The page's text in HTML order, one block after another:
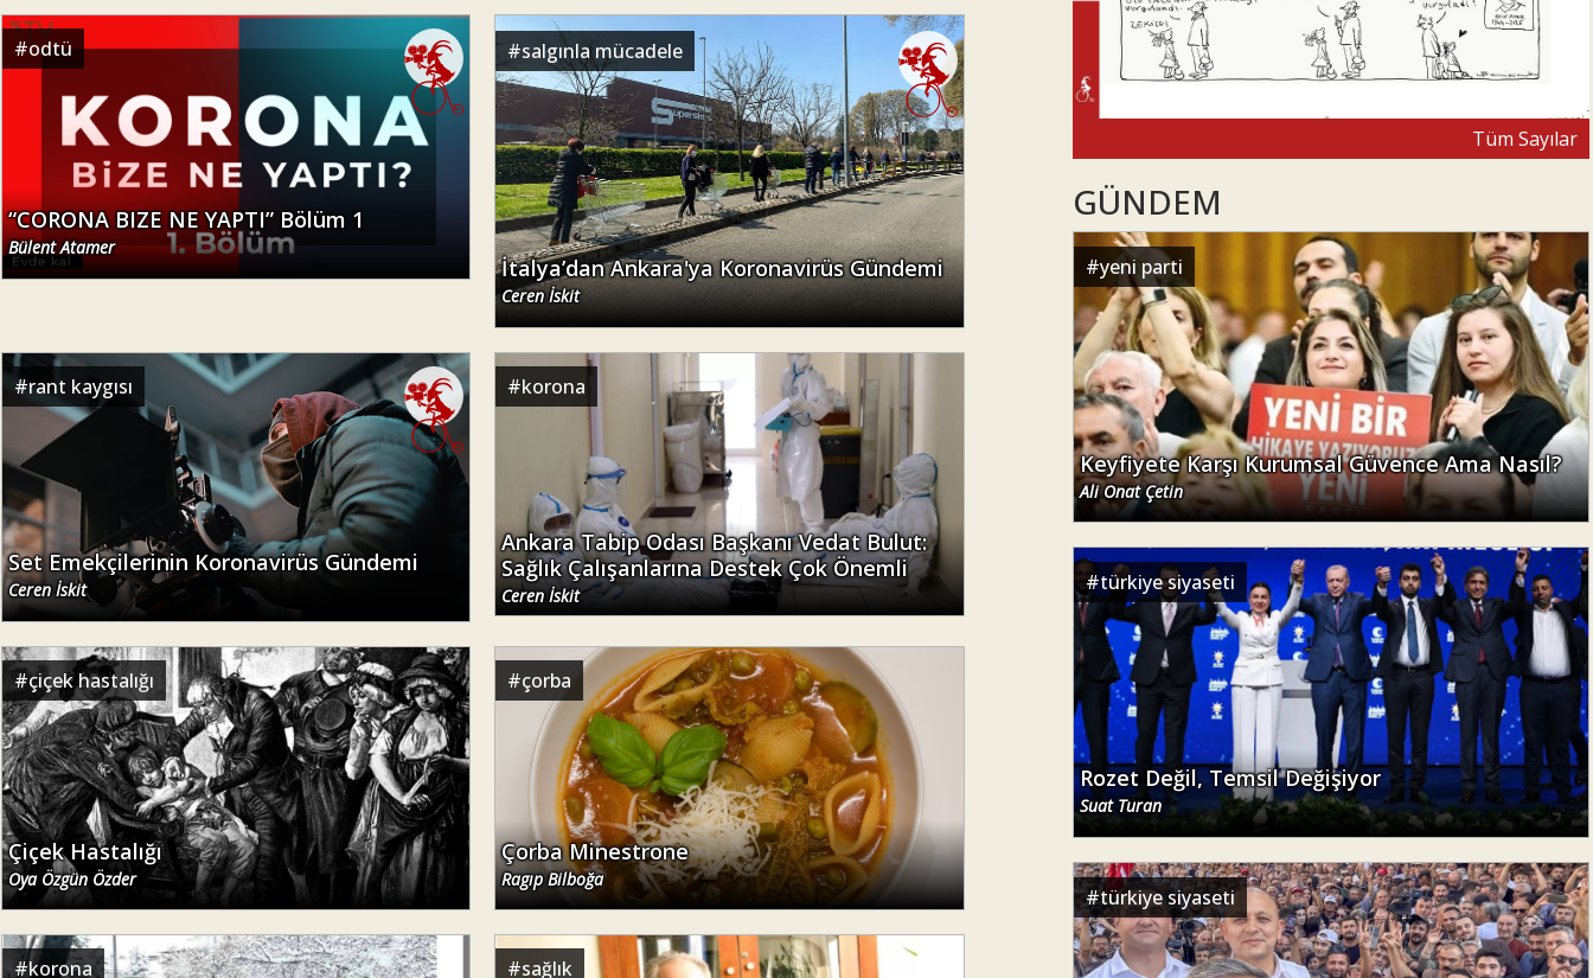
#odtü
“CORONA BIZE NE YAPTI” Bölüm 1
Bülent Atamer
#salgınla mücadele
İtalya’dan Ankara'ya Koronavirüs Gündemi
Ceren İskit
#rant kaygısı
Set Emekçilerinin Koronavirüs Gündemi
Ceren İskit
#korona
Ankara Tabip Odası Başkanı Vedat Bulut:
Sağlık Çalışanlarına Destek Çok Önemli
Ceren İskit
#çiçek hastalığı
Çiçek Hastalığı
Oya Özgün Özder
#çorba
Çorba Minestrone
Ragıp Bilboğa
#korona #sağlık
Tüm Sayılar
GÜNDEM
#yeni parti
Keyfiyete Karşı Kurumsal Güvence Ama Nasıl?
Ali Onat Çetin
#türkiye siyaseti
Rozet Değil, Temsil Değişiyor
Suat Turan
#türkiye siyaseti